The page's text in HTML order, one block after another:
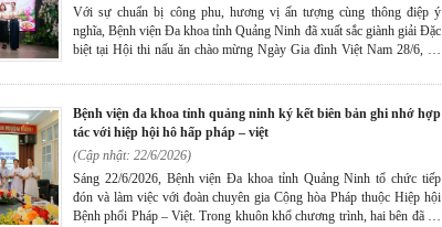
Với sự chuẩn bị công phu, hương vị ấn tượng cùng thông điệp ý
nghĩa, Bệnh viện Đa khoa tỉnh Quảng Ninh đã xuất sắc giành giải Đặc
biệt tại Hội thi nấu ăn chào mừng Ngày Gia đình Việt Nam 28/6, do
25/6/2026.
bệnh viện đa khoa tỉnh quảng ninh ký kết biên bản ghi nhớ hợp
tác với hiệp hội hô hấp pháp – việt
(Cập nhật: 22/6/2026)
Sáng 22/6/2026, Bệnh viện Đa khoa tỉnh Quảng Ninh tổ chức tiếp
đón và làm việc với đoàn chuyên gia Cộng hòa Pháp thuộc Hiệp hội
Bệnh phổi Pháp – Việt. Trong khuôn khổ chương trình, hai bên đã ký